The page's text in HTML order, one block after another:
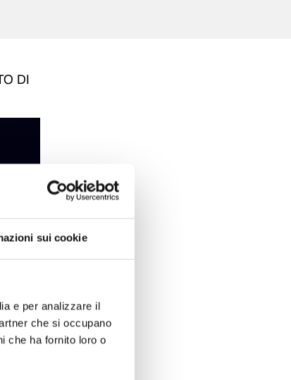
sui cookie
e per analizzare il
che si occupano
che ha fornito loro o
DI